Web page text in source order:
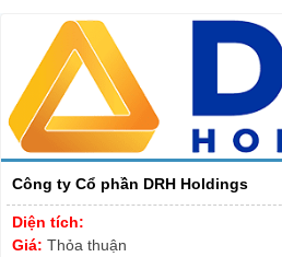
Công ty Cổ phần DRH Holdings
Diện tích:
Giá: Thỏa thuận